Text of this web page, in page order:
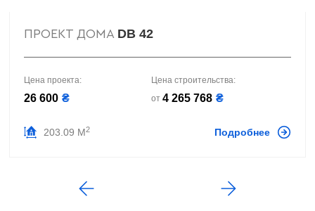
ПРОЕКТ ДОМА DB 42
Цена проекта:
26 600 ₴
Цена строительства:
от 4 265 768 ₴
203.09 М2 Подробнее